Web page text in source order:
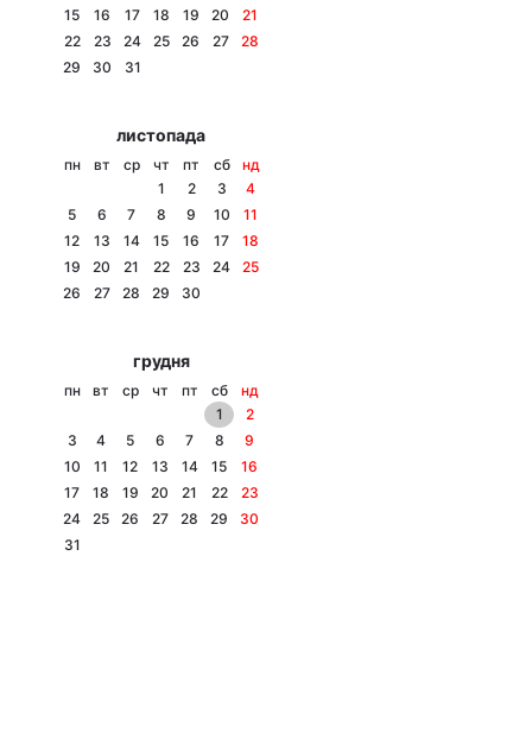
15
16 17 18 19 20
21
22
23 24 25 26 27
28
29
30 31
листопада
пн вт ср чт пт сб
нд
1
2 3
4
5
6 7 8 9 10
11
12
13 14 15 16 17
18
19
20 21 22 23 24
25
26
27 28 29 30
грудня
пн вт ср чт пт сб
нд
1
2
3
4 5 6 7 8
9
10
11 12 13 14 15
16
17
18 19 20 21 22
23
24
25 26 27 28 29
30
31